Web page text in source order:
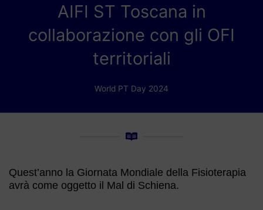
AIFI ST Toscana in
collaborazione con gli OFI
territoriali
World PT Day 2024
Quest’anno la Giornata Mondiale della Fisioterapia
avrà come oggetto il Mal di Schiena.